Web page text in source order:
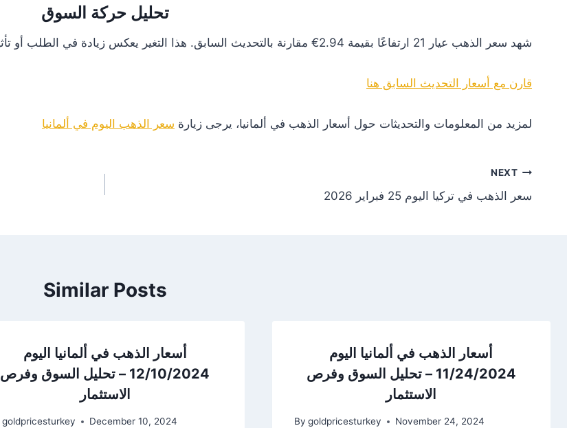
تحليل حركة السوق
شهد سعر الذهب عيار 21 ارتفاعًا بقيمة 2.94€ مقارنة بالتحديث السابق. هذا التغير يعكس زيادة في الطلب أو تأثيرات إيجابية من الأسواق العالمية.
قارن مع أسعار التحديث السابق هنا
لمزيد من المعلومات والتحديثات حول أسعار الذهب في ألمانيا، يرجى زيارة سعر الذهب اليوم في ألمانيا
NEXT
سعر الذهب في تركيا اليوم 25 فبراير 2026
Similar Posts
أسعار الذهب في ألمانيا اليوم
12/10/2024 – تحليل السوق وفرص
الاستثمار
goldpricesturkey December 10, 2024
أسعار الذهب في ألمانيا اليوم
11/24/2024 – تحليل السوق وفرص
الاستثمار
By goldpricesturkey November 24, 2024